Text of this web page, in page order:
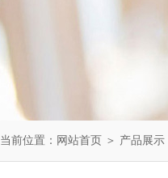
当前位置： 网站首页 ＞ 产品展示